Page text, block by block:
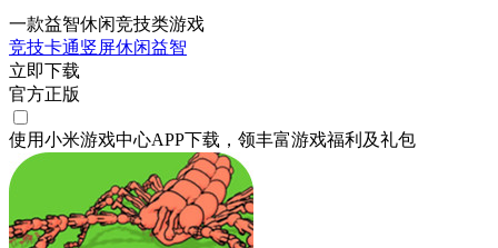
一款益智休闲竞技类游戏
竞技卡通竖屏休闲益智
立即下载
官方正版
使用小米游戏中心APP下载 ，领丰富游戏福利 及礼包